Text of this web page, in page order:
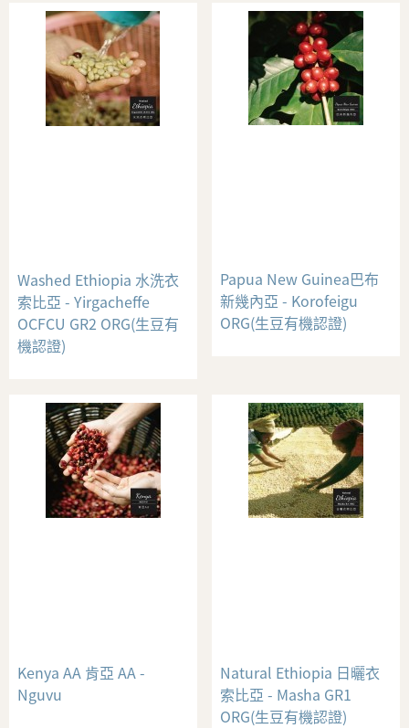
Washed Ethiopia 水洗衣
索比亞 - Yirgacheffe
OCFCU GR2 ORG(生豆有
機認證)
Papua New Guinea巴布
新幾內亞 - Korofeigu
ORG(生豆有機認證)
Kenya AA 肯亞 AA -
Nguvu
Natural Ethiopia 日曬衣
索比亞 - Masha GR1
ORG(生豆有機認證)